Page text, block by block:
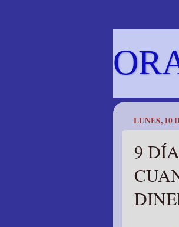
LUNES, 10
9